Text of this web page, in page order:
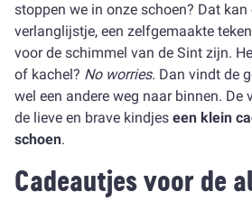
stoppen we in onze schoen? Dat kan
verlanglijstje, een zelfgemaakte
voor de schimmel van de Sint zijn.
of kachel? No worries. Dan vindt de
wel een andere weg naar binnen. De
de lieve en brave kindjes een klein
schoen.
Cadeautjes voor de